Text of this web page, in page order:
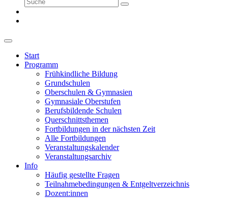
Start
Programm
Frühkindliche Bildung
Grundschulen
Oberschulen & Gymnasien
Gymnasiale Oberstufen
Berufsbildende Schulen
Querschnittsthemen
Fortbildungen in der nächsten Zeit
Alle Fortbildungen
Veranstaltungskalender
Veranstaltungsarchiv
Info
Häufig gestellte Fragen
Teilnahmebedingungen & Entgeltverzeichnis
Dozent:innen